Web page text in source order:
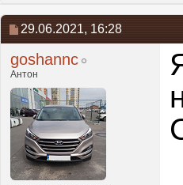
29.06.2021, 16:28
goshannc
Антон